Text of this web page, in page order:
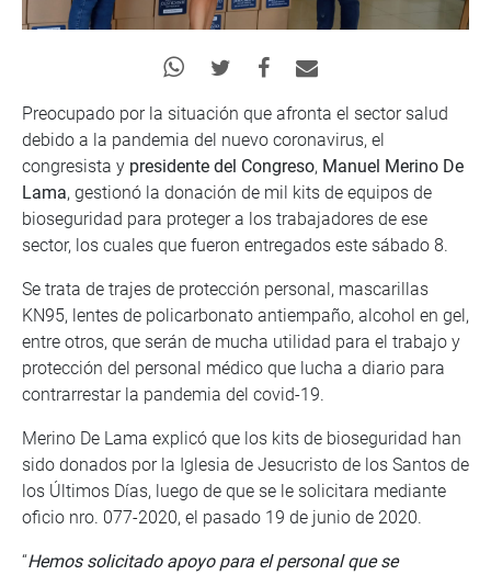
Preocupado por la situación que afronta el sector salud
debido a la pandemia del nuevo coronavirus, el
congresista y presidente del Congreso, Manuel Merino De
Lama, gestionó la donación de mil kits de equipos de
bioseguridad para proteger a los trabajadores de ese
sector, los cuales que fueron entregados este sábado 8.
Se trata de trajes de protección personal, mascarillas
KN95, lentes de policarbonato antiempaño, alcohol en gel,
entre otros, que serán de mucha utilidad para el trabajo y
protección del personal médico que lucha a diario para
contrarrestar la pandemia del covid-19.
Merino De Lama explicó que los kits de bioseguridad han
sido donados por la Iglesia de Jesucristo de los Santos de
los Últimos Días, luego de que se le solicitara mediante
oficio nro. 077-2020, el pasado 19 de junio de 2020.
“Hemos solicitado apoyo para el personal que se